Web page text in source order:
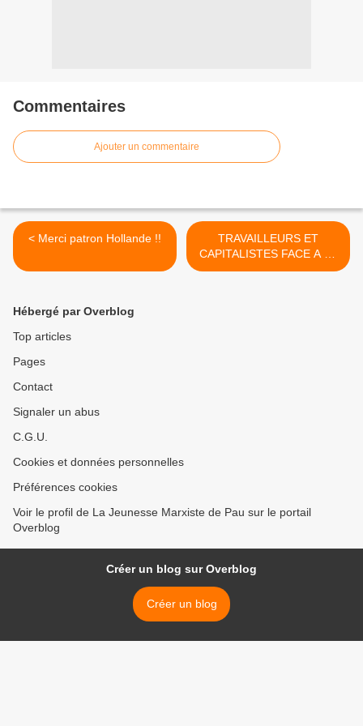
Commentaires
Ajouter un commentaire
< Merci patron Hollande !!
TRAVAILLEURS ET
CAPITALISTES FACE A LA
CRISE DU SYSTEME
Hébergé par Overblog
Top articles
Pages
Contact
Signaler un abus
C.G.U.
Cookies et données personnelles
Préférences cookies
Voir le profil de La Jeunesse Marxiste de Pau sur le portail
Overblog
Créer un blog sur Overblog
Créer un blog